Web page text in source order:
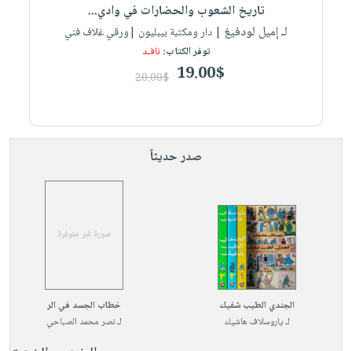
تاريخ الشعوب والحضارات في وادي...
لـ إميل لودفيغ | دار ومكتبة بيبليون |ورقي غلاف فني
توفر الكتاب: نافـد
19.00$
20.00$
صدر حديثاً
الجندي الطيب شفيك
لـياروسلاف هاشيك
خطاب الجسد في الر
لـنصر محمد الصباحي